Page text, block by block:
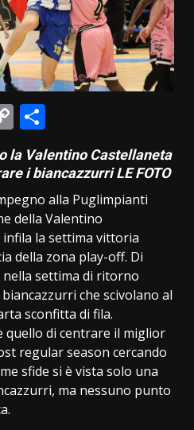
Copy
Link
la Valentino Castellaneta
i biancazzurri LE FOTO
alla Puglimpianti
della Valentino
infila la settima vittoria
della zona play-off. Di
settima di ritorno
che scivolano al
sconfitta di fila.
quello di centrare il miglior
regular season cercando
sfide si è vista solo una
ma nessuno punto